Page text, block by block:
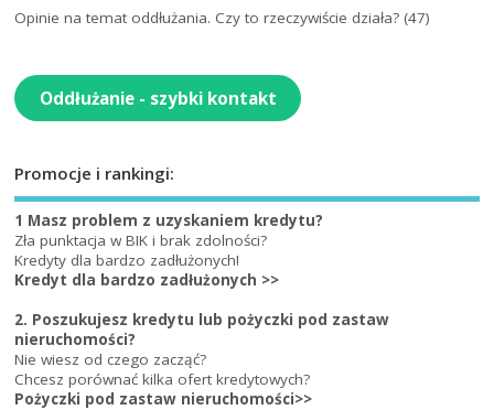
Opinie na temat oddłużania. Czy to rzeczywiście działa? (47)
Oddłużanie - szybki kontakt
Promocje i rankingi:
1 Masz problem z uzyskaniem kredytu?
Zła punktacja w BIK i brak zdolności?
Kredyty dla bardzo zadłużonych!
Kredyt dla bardzo zadłużonych >>
2. Poszukujesz kredytu lub pożyczki pod zastaw
nieruchomości?
Nie wiesz od czego zacząć?
Chcesz porównać kilka ofert kredytowych?
Pożyczki pod zastaw nieruchomości>>